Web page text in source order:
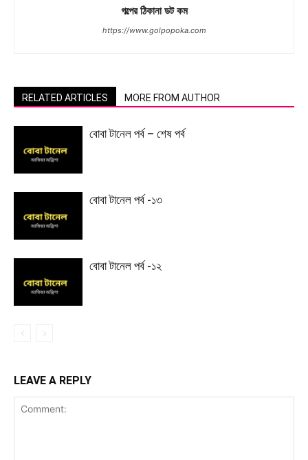
গল্পের ঠিকানা ডট কম
https://www.golpopoka.com
RELATED ARTICLES MORE FROM AUTHOR
বোবা টানেল পর্ব – শেষ পর্ব
বোবা টানেল পর্ব -১৩
বোবা টানেল পর্ব -১২
LEAVE A REPLY